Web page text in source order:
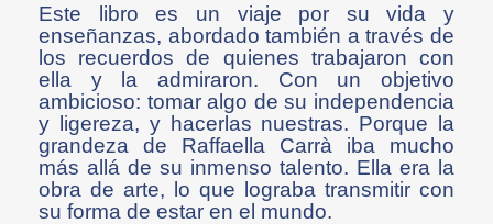
Este libro es un viaje por su vida y
enseñanzas, abordado también a través de
los recuerdos de quienes trabajaron con
ella y la admiraron. Con un objetivo
ambicioso: tomar algo de su independencia
y ligereza, y hacerlas nuestras. Porque la
grandeza de Raffaella Carrà iba mucho
más allá de su inmenso talento. Ella era la
obra de arte, lo que lograba transmitir con
su forma de estar en el mundo.